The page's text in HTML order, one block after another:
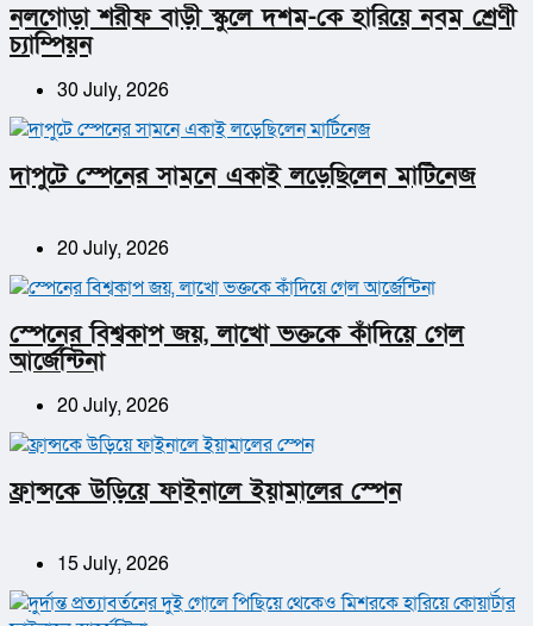
নলগোড়া শরীফ বাড়ী স্কুলে দশম-কে হারিয়ে নবম শ্রেণী
চ্যাম্পিয়ন
30 July, 2026
দাপুটে স্পেনের সামনে একাই লড়েছিলেন মার্টিনেজ
20 July, 2026
স্পেনের বিশ্বকাপ জয়, লাখো ভক্তকে কাঁদিয়ে গেল
আর্জেন্টিনা
20 July, 2026
ফ্রান্সকে উড়িয়ে ফাইনালে ইয়ামালের স্পেন
15 July, 2026